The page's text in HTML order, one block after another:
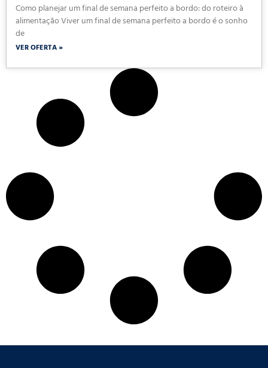
Como planejar um final de semana perfeito a bordo: do roteiro à
alimentação Viver um final de semana perfeito a bordo é o sonho
de
VER OFERTA »